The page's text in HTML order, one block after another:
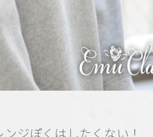
ジぽくはしたくない！